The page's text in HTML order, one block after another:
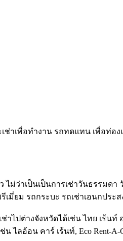
ช่าเพื่อทำงาน รถทดแทน เพื่อท่อง
ไม่ว่าเป็นเป็นการเช่าวันธรรม
เมี่ยม รถกระบะ รถเช่าเอนกป
งจังหวัดได้เช่น ไทย เร้นท์ อะ ค
ไลอ้อน คาร์ เร้นท์, Eco Rent-A-